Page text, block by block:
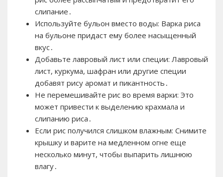
слипание․
Используйте бульон вместо воды: Варка риса
на бульоне придаст ему более насыщенный
вкус․
Добавьте лавровый лист или специи: Лавровый
лист, куркума, шафран или другие специи
добавят рису аромат и пикантность․
Не перемешивайте рис во время варки: Это
может привести к выделению крахмала и
слипанию риса․
Если рис получился слишком влажным: Снимите
крышку и варите на медленном огне еще
несколько минут, чтобы выпарить лишнюю
влагу․